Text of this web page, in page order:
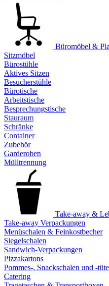
Büromöbel &
Sitzmöbel
Bürostühle
Aktives Sitzen
Besucherstühle
Bürotische
Arbeitstische
Besprechungstische
Stauraum
Schränke
Container
Zubehör
Garderoben
Mülltrennung
Take-away &
Take-away Verpackungen
Menüschalen & Feinkostbecher
Siegelschalen
Sandwich-Verpackungen
Pizzakartons
Pommes-, Snackschalen und -
Catering